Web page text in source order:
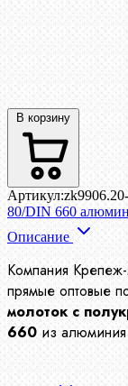
В корзину
Артикул:
80/DIN 660
Описание
Компания
прямые оптовые
молоток с
660 из